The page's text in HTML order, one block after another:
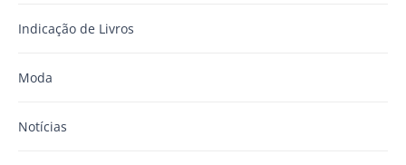
Indicação de Livros
Moda
Notícias